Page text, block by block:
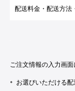
配送料金・配送方法
ご注文情報の入力画
お選びいただける